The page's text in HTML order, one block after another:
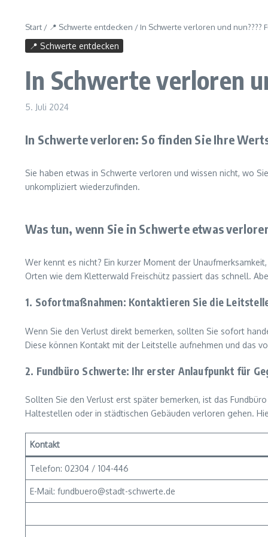
Start / 📍 Schwerte entdecken / In Schwerte verloren und nun????
📍 Schwerte entdecken
In Schwerte verloren
5. Juli 2024
In Schwerte verloren: So finden Sie Ihre
Sie haben etwas in Schwerte verloren und wissen nicht, wo
unkompliziert wiederzufinden.
Was tun, wenn Sie in Schwerte etwas
Wer kennt es nicht? Ein kurzer Moment der
Orten wie dem Kletterwald Freischütz passiert das schnell.
1. Sofortmaßnahmen: Kontaktieren Sie die
Wenn Sie den Verlust direkt bemerken, sollten Sie sofort
Diese können Kontakt mit der Leitstelle aufnehmen und das
2. Fundbüro Schwerte: Ihr erster Anlaufpunkt für
Sollten Sie den Verlust erst später bemerken, ist das
Haltestellen oder in städtischen Gebäuden verloren gehen.
Kontakt
Telefon: 02304 / 104-446
E-Mail: fundbuero@stadt-schwerte.de